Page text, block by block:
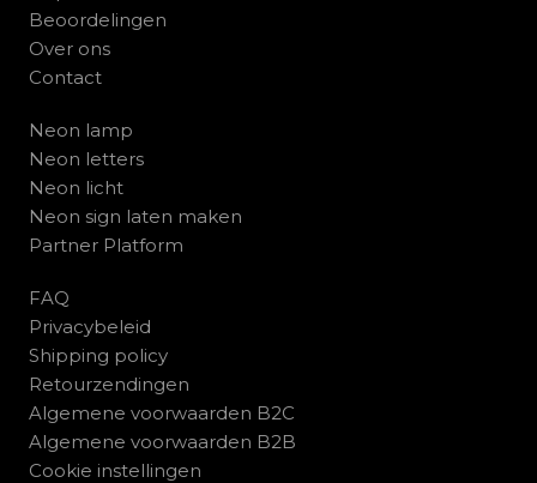
Beoordelingen
Over ons
Contact
Neon lamp
Neon letters
Neon licht
Neon sign laten maken
Partner Platform
FAQ
Privacybeleid
Shipping policy
Retourzendingen
Algemene voorwaarden B2C
Algemene voorwaarden B2B
Cookie instellingen